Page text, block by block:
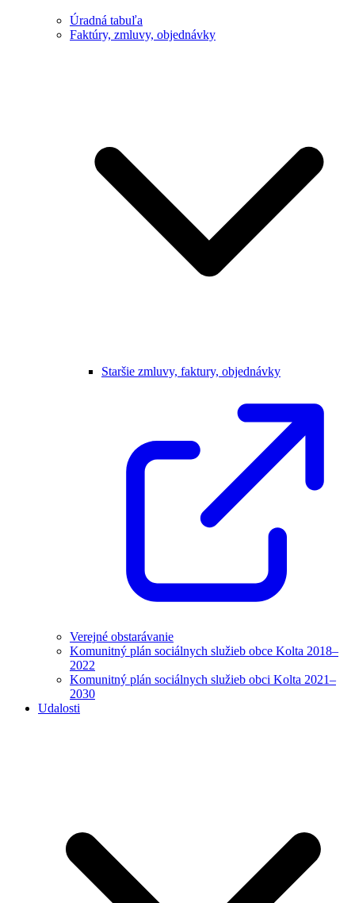
Úradná tabuľa
Faktúry, zmluvy, objednávky
Staršie zmluvy, faktury, objednávky
Verejné obstarávanie
Komunitný plán sociálnych služieb obce Kolta 2018–
2022
Komunitný plán sociálnych služieb obci Kolta 2021–
2030
Udalosti